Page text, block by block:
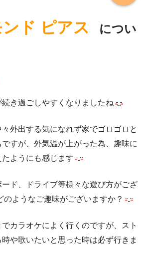
ド ピアス
につい
き過ごしやすくなりましたね
外出する気になれず家でゴロゴロと
すが、外気温が上がった為、趣味に
ようにも感じます
ド、ドライブ等様々な遊び方がござ
のようなご趣味がございますか？
カラオケによく行くのですが、スト
や歌いたいと思った時は必ず行きま